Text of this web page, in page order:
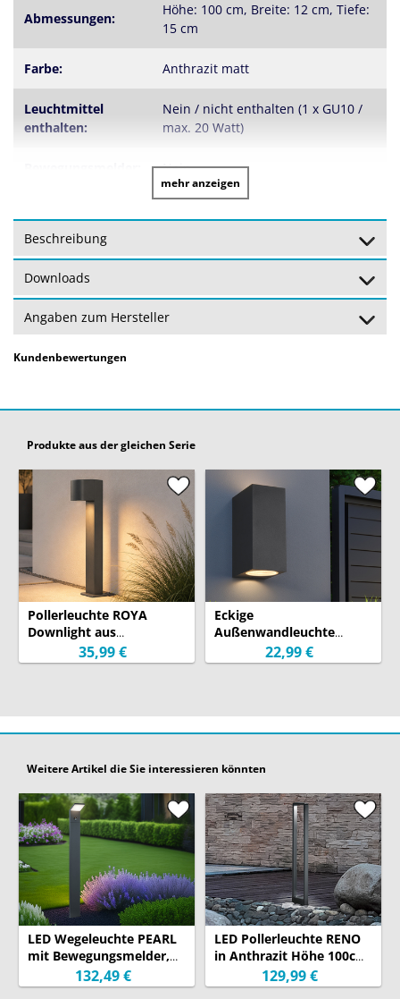
Abmessungen:
Höhe: 100 cm, Breite: 12 cm, Tiefe:
15 cm
Farbe: Anthrazit matt
Leuchtmittel
enthalten:
Nein / nicht enthalten (1 x GU10 /
max. 20 Watt)
Nein
Schutz:
Garantie: (Garantiebedingungen)
mehr anzeigen
Beschreibung
Downloads
Angaben zum Hersteller
Kundenbewertungen
Produkte aus der gleichen Serie
Pollerleuchte ROYA
Downlight aus
Aluminium Anthrazit,
Höhe 50cm
35,99 €
Eckige
Außenwandleuchte
ROYA Up and Down aus
Aluminium Anthrazit,
22,99 €
Weitere Artikel die Sie interessieren könnten
LED Wegeleuchte PEARL
mit Bewegungsmelder,
Anthrazit Höhe 100cm
132,49 €
LED Pollerleuchte RENO
in Anthrazit Höhe 100cm
IP54 - Außenleuchten
Wegeleuchten
129,99 €